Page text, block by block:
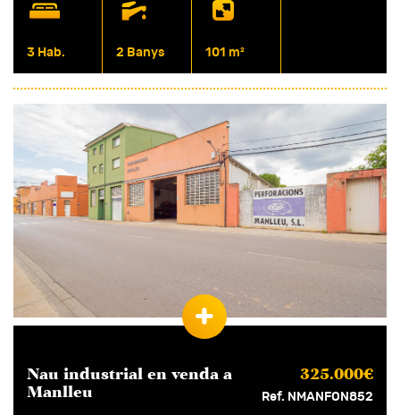
3 Hab. 2 Banys 101 m²
Nau industrial en venda a
Manlleu
325.000€
Ref. NMANFON852